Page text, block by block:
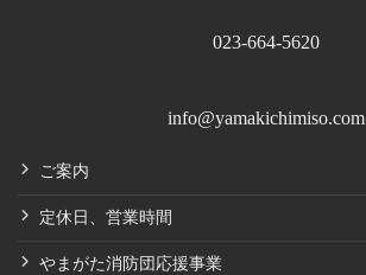
023-664-5620
info@yamakichimiso.com
ご案内
定休日、営業時間
やまがた消防団応援事業